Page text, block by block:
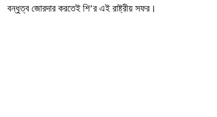
বন্ধুত্ব জোরদার করতেই শি’র এই রাষ্ট্রীয় সফর।